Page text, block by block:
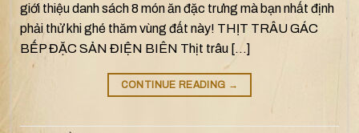
giới thiệu danh sách 8 món ăn đặc trưng mà bạn nhất định
phải thử khi ghé thăm vùng đất này! THỊT TRÂU GÁC
BẾP ĐẶC SẢN ĐIỆN BIÊN Thịt trâu […]
CONTINUE READING →